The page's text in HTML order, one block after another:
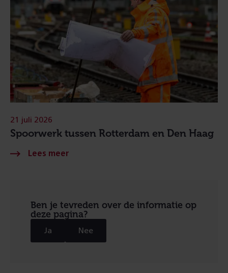
Spoorwerk tussen Rotterdam en Den Haag
21 juli 2026
Ben je tevreden over de informatie op
deze pagina?
Ja Nee